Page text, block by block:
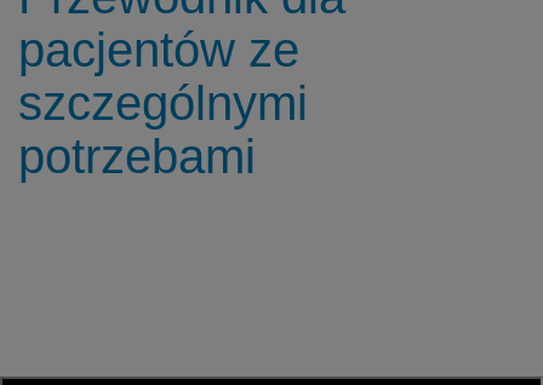
pacjentów ze
szczególnymi
potrzebami